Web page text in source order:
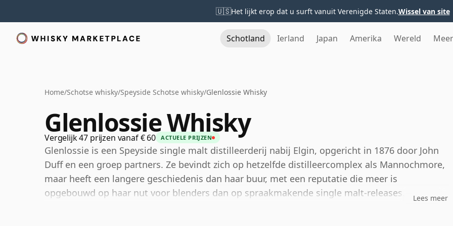
🇺🇸Het lijkt erop dat u surft vanuit Verenigde Staten.Wissel van site
Schotland Ierland Japan Amerika Wereld Meer
Home/Schotse whisky/Speyside Schotse whisky/Glenlossie Whisky
Glenlossie Whisky
Vergelijk 47 prijzen vanaf € 60 ACTUELE PRIJZEN
Glenlossie is een Speyside single malt distilleerderij nabij Elgin, opgericht in 1876 door John
Duff en een groep partners. Ze bevindt zich op hetzelfde distilleercomplex als Mannochmore,
maar heeft een langere geschiedenis dan haar buur, met een reputatie die meer is
opgebouwd op haar nut voor blenders dan op spraakmakende single malt-releases.
Lees meer